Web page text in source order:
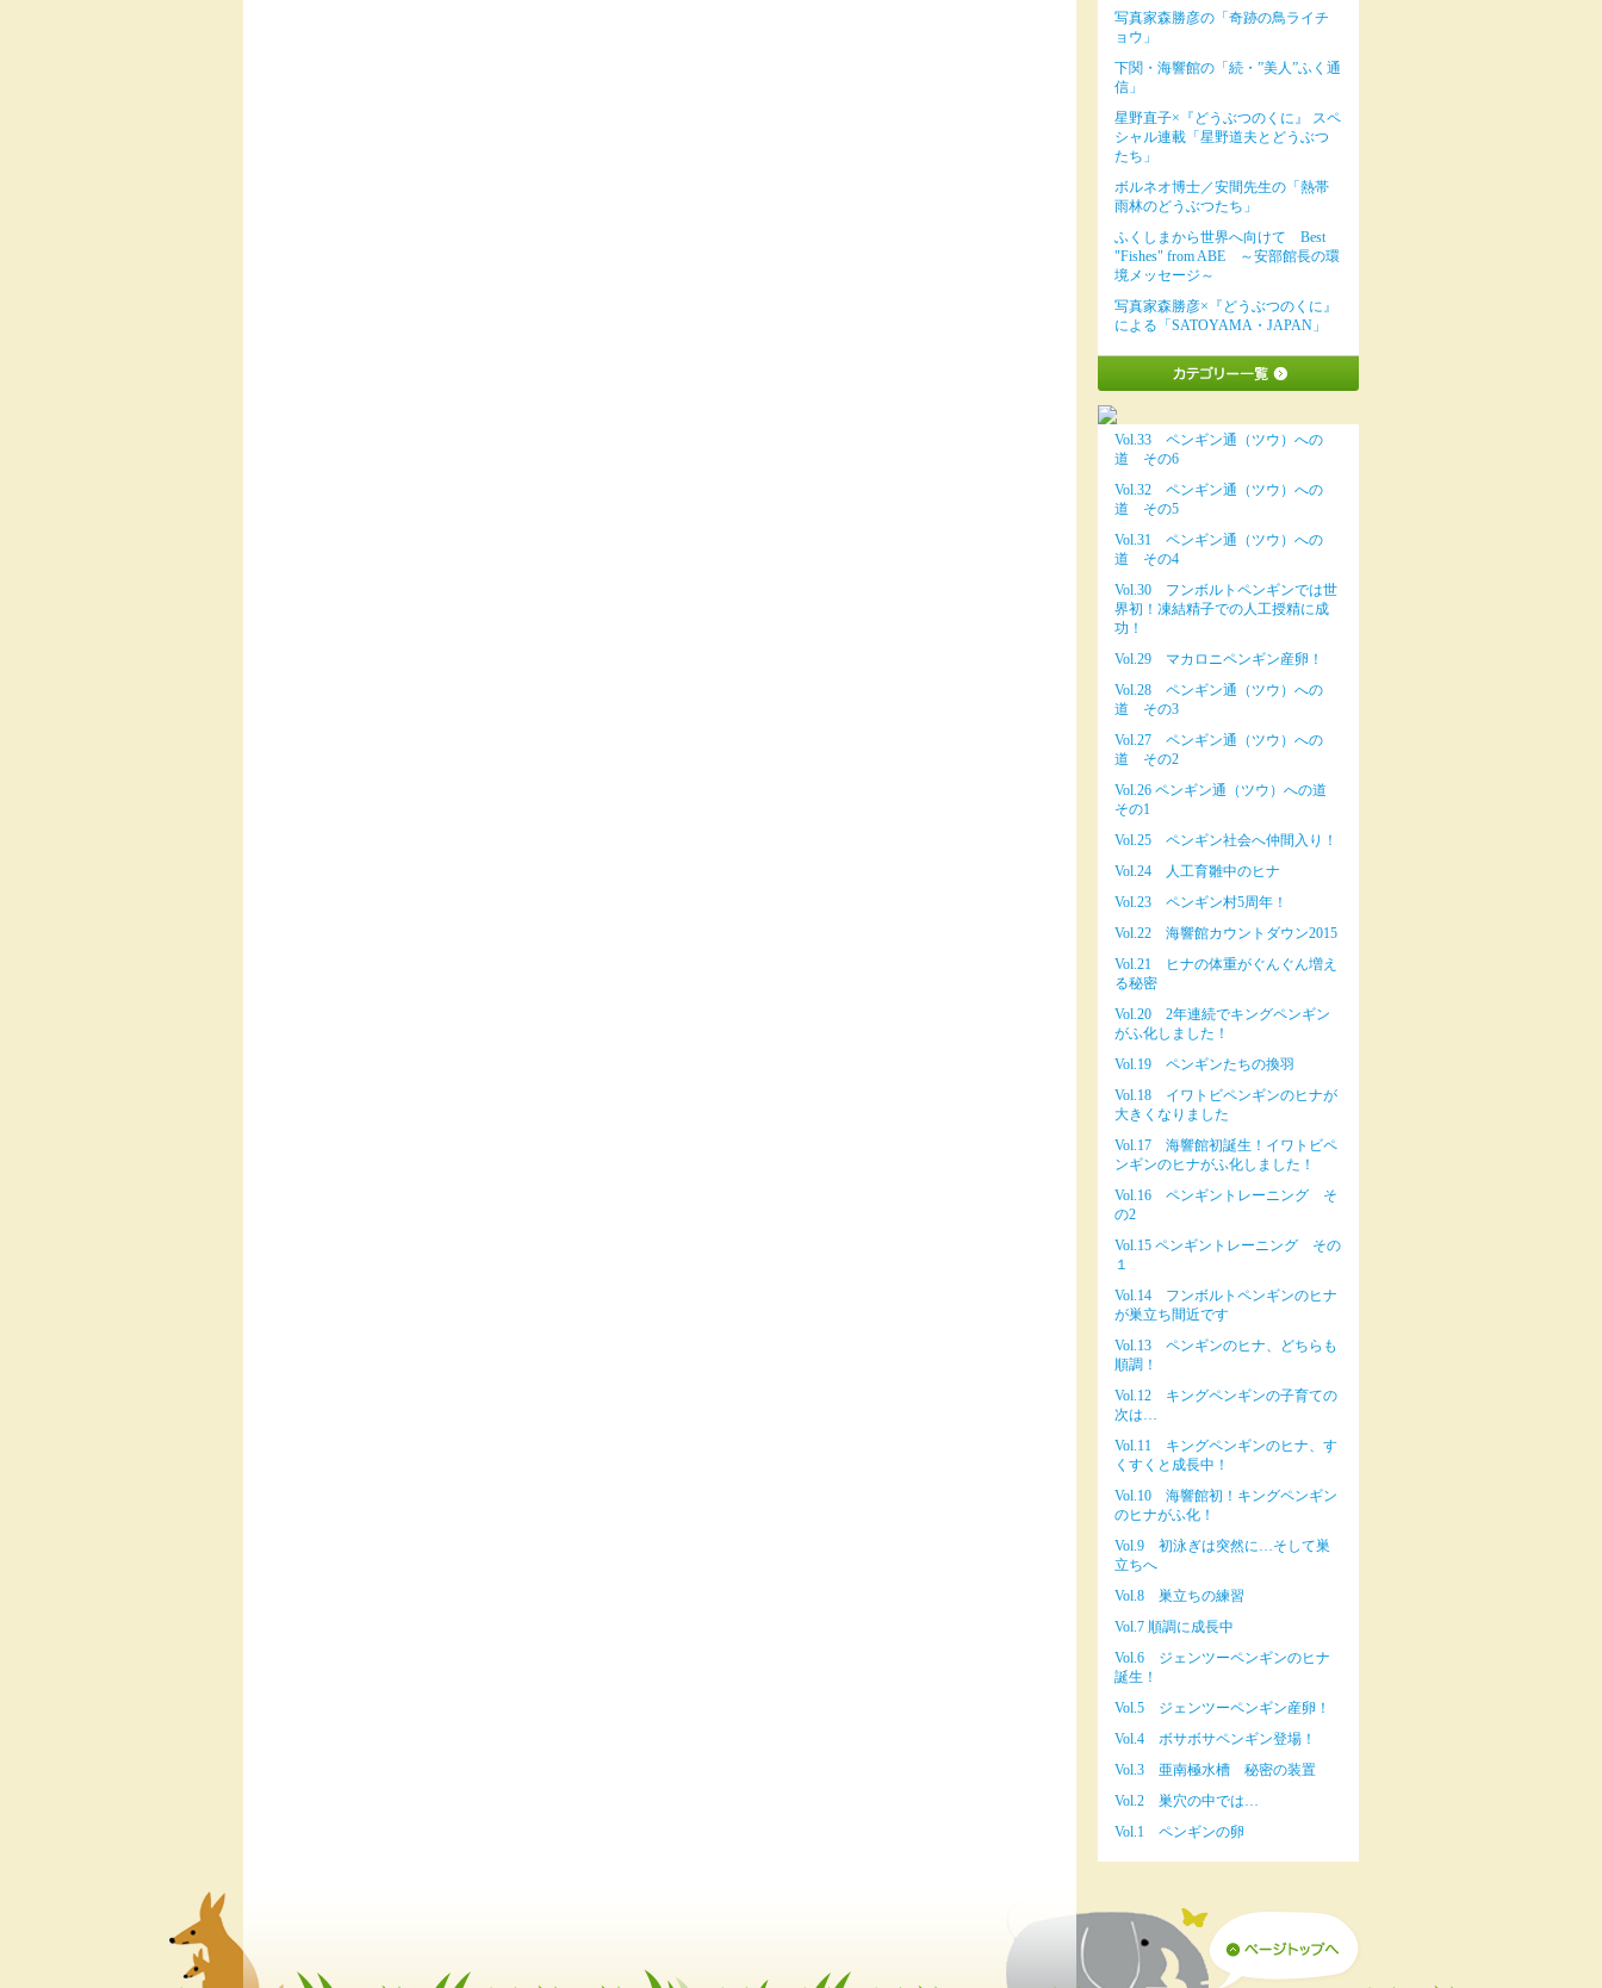
写真家森勝彦の「奇跡の鳥ライチ
ョウ」
下関・海響館の「続・”美人”ふく通
信」
星野直子×『どうぶつのくに』 スペ
シャル連載「星野道夫とどうぶつ
たち」
ボルネオ博士／安間先生の「熱帯
雨林のどうぶつたち」
ふくしまから世界へ向けて Best
"Fishes" from ABE ～安部館長の環
境メッセージ～
写真家森勝彦×『どうぶつのくに』
による「SATOYAMA・JAPAN」
Vol.33 ペンギン通（ツウ）への
道 その6
Vol.32 ペンギン通（ツウ）への
道 その5
Vol.31 ペンギン通（ツウ）への
道 その4
Vol.30 フンボルトペンギンでは世
界初！凍結精子での人工授精に成
功！
Vol.29 マカロニペンギン産卵！
Vol.28 ペンギン通（ツウ）への
道 その3
Vol.27 ペンギン通（ツウ）への
道 その2
Vol.26 ペンギン通（ツウ）への道
その1
Vol.25 ペンギン社会へ仲間入り！
Vol.24 人工育雛中のヒナ
Vol.23 ペンギン村5周年！
Vol.22 海響館カウントダウン2015
Vol.21 ヒナの体重がぐんぐん増え
る秘密
Vol.20 2年連続でキングペンギン
がふ化しました！
Vol.19 ペンギンたちの換羽
Vol.18 イワトビペンギンのヒナが
大きくなりました
Vol.17 海響館初誕生！イワトビペ
ンギンのヒナがふ化しました！
Vol.16 ペンギントレーニング そ
の2
Vol.15 ペンギントレーニング その
１
Vol.14 フンボルトペンギンのヒナ
が巣立ち間近です
Vol.13 ペンギンのヒナ、どちらも
順調！
Vol.12 キングペンギンの子育ての
次は…
Vol.11 キングペンギンのヒナ、す
くすくと成長中！
Vol.10 海響館初！キングペンギン
のヒナがふ化！
Vol.9 初泳ぎは突然に…そして巣
立ちへ
Vol.8 巣立ちの練習
Vol.7 順調に成長中
Vol.6 ジェンツーペンギンのヒナ
誕生！
Vol.5 ジェンツーペンギン産卵！
Vol.4 ボサボサペンギン登場！
Vol.3 亜南極水槽 秘密の装置
Vol.2 巣穴の中では…
Vol.1 ペンギンの卵